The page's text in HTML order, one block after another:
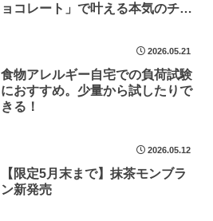
ョコレート」で叶える本気のチョ
2026.05.21
食物アレルギー自宅での負荷試験
におすすめ。少量から試したりで
きる！
2026.05.12
【限定5月末まで】抹茶モンブラ
ン新発売